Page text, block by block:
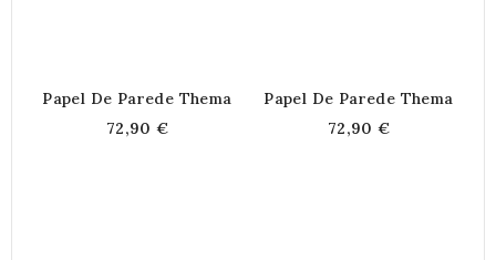
Papel De Parede Thema
72,90 €
Papel De Parede Thema
72,90 €